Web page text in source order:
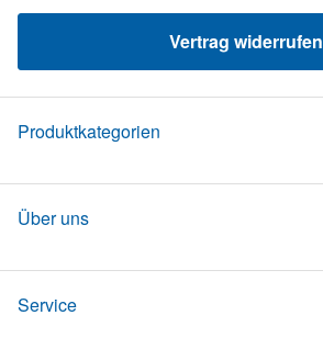
Vertrag widerrufen
Produktkategorien
Über uns
Service